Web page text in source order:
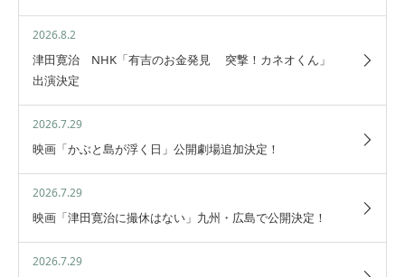
2026.8.2
津田寛治 NHK「有吉のお金発見 突撃！カネオくん」
出演決定
2026.7.29
映画「かぶと島が浮く日」公開劇場追加決定！
2026.7.29
映画「津田寛治に撮休はない」九州・広島で公開決定！
2026.7.29